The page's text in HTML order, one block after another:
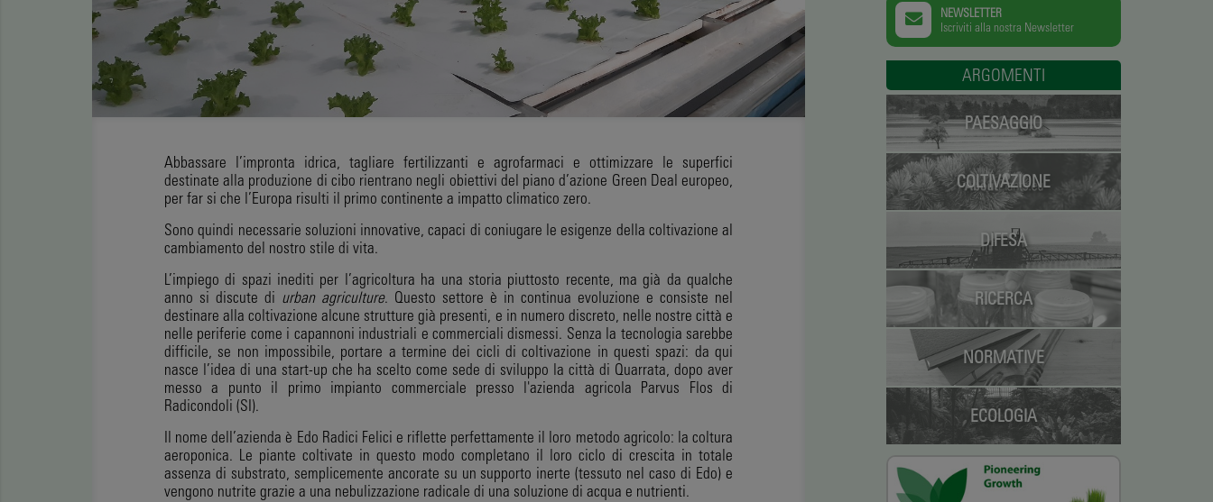
Abbassare l’impronta idrica, tagliare fertilizzanti e agrofarmaci e ottimizzare le superfici
destinate alla produzione di cibo rientrano negli obiettivi del piano d’azione Green Deal europeo,
per far si che l’Europa risulti il primo continente a impatto climatico zero.
Sono quindi necessarie soluzioni innovative, capaci di coniugare le esigenze della coltivazione al
cambiamento del nostro stile di vita.
L’impiego di spazi inediti per l’agricoltura ha una storia piuttosto recente, ma già da qualche
anno si discute di urban agriculture. Questo settore è in continua evoluzione e consiste nel
destinare alla coltivazione alcune strutture già presenti, e in numero discreto, nelle nostre città e
nelle periferie come i capannoni industriali e commerciali dismessi. Senza la tecnologia sarebbe
difficile, se non impossibile, portare a termine dei cicli di coltivazione in questi spazi: da qui
nasce l’idea di una start-up che ha scelto come sede di sviluppo la città di Quarrata, dopo aver
messo a punto il primo impianto commerciale presso l'azienda agricola Parvus Flos di
Radicondoli (SI).
Il nome dell’azienda è Edo Radici Felici e riflette perfettamente il loro metodo agricolo: la coltura
aeroponica. Le piante coltivate in questo modo completano il loro ciclo di crescita in totale
assenza di substrato, semplicemente ancorate su un supporto inerte (tessuto nel caso di Edo) e
vengono nutrite grazie a una nebulizzazione radicale di una soluzione di acqua e nutrienti.
NEWSLETTER
Iscriviti alla nostra Newsletter
ARGOMENTI
PAESAGGIO
COLTIVAZIONE
DIFESA
RICERCA
NORMATIVE
ECOLOGIA